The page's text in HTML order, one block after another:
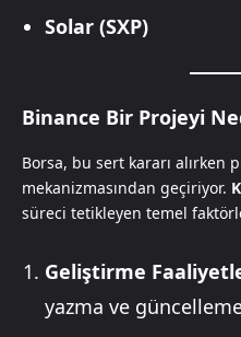
Solar (SXP)
Binance Bir Projeyi
Borsa, bu sert kararı alırken
mekanizmasından geçiriyor.
süreci tetikleyen temel
Geliştirme
yazma ve güncelleme